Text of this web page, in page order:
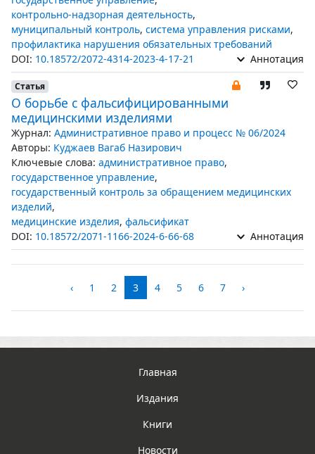
контрольно-надзорная деятельность,
муниципальный контроль, система управления рисками,
профилактика нарушения обязательных требований
DOI: 10.18572/2072-4314-2023-4-17-21 Аннотация
Статья
О борьбе с фальсифицированными
медицинскими изделиями
Журнал: Административное право и процесс № 06/2024
Авторы: Куджаев Вагаб Назирович
Ключевые слова: административное право,
государственное управление,
государственный контроль за обращением медицинских
изделий,
медицинские изделия, фальсификат
DOI: 10.18572/2071-1166-2024-6-66-68 Аннотация
‹ 1 2 3 4 5 6 7 ›
Главная
Издания
Книги
Новости